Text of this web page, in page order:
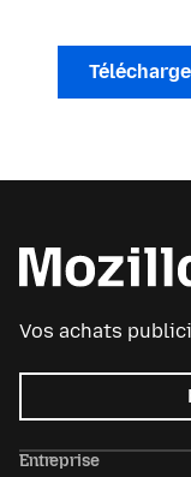
Vos achats
Entreprise